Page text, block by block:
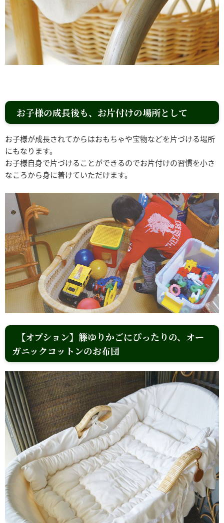
お子様の成長後も、お片付けの場所として
お子様が成長されてからはおもちゃや宝物などを片づける場所
にもなります。
お子様自身で片づけることができるのでお片付けの習慣を小さ
なころから身に着けていただけます。
【オプション】籐ゆりかごにぴったりの、オー
ガニックコットンのお布団